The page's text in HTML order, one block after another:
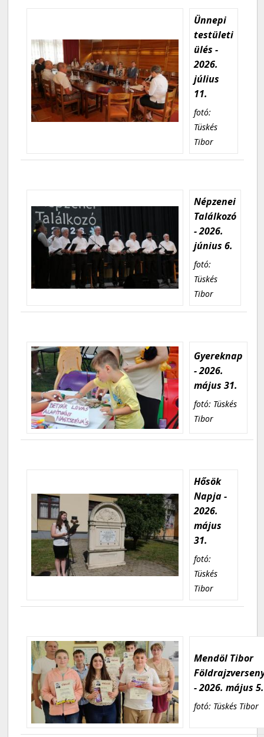
Ünnepi
testületi
ülés -
2026.
július
11.
fotó:
Tüskés
Tibor
Népzenei
Találkozó
- 2026.
június 6.
fotó:
Tüskés
Tibor
Gyereknap
- 2026.
május 31.
fotó: Tüskés
Tibor
Hősök
Napja -
2026.
május
31.
fotó:
Tüskés
Tibor
Mendöl Tibor
- 2026. május 5.
fotó: Tüskés Tibor